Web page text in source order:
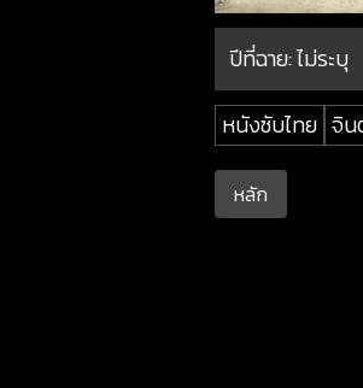
ปีที่ฉาย:ไม่ระบุ
หนังซับไทย จิน
หลัก